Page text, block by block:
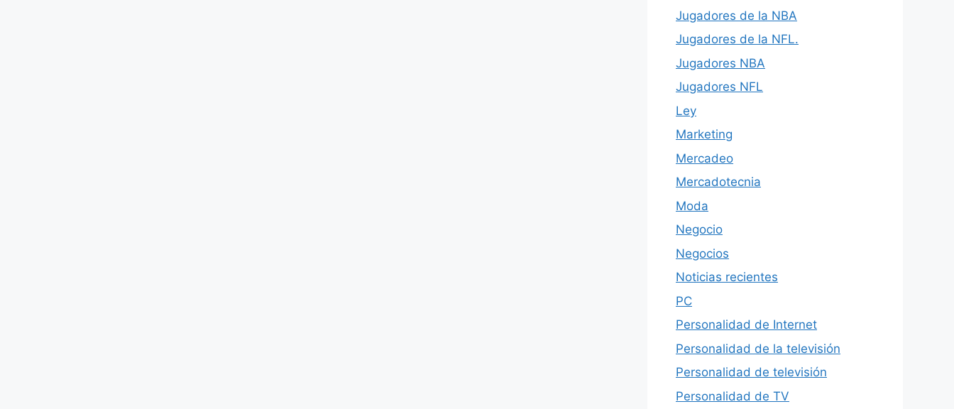
Jugadores de la NBA
Jugadores de la NFL.
Jugadores NBA
Jugadores NFL
Ley
Marketing
Mercadeo
Mercadotecnia
Moda
Negocio
Negocios
Noticias recientes
PC
Personalidad de Internet
Personalidad de la televisión
Personalidad de televisión
Personalidad de TV